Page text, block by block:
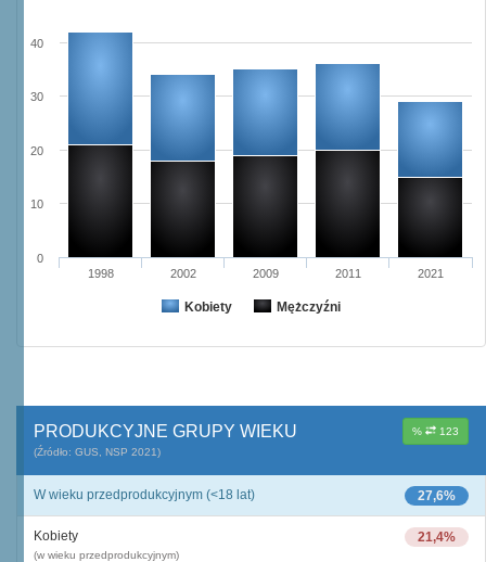
Kobiety Mężczyźni
1998 2002 2009 2011 2021
0
10
20
30
40
% 123
PRODUKCYJNE GRUPY WIEKU
(Źródło: GUS, NSP 2021)
27,6%
W wieku przedprodukcyjnym (<18 lat)
21,4%
Kobiety
(w wieku przedprodukcyjnym)